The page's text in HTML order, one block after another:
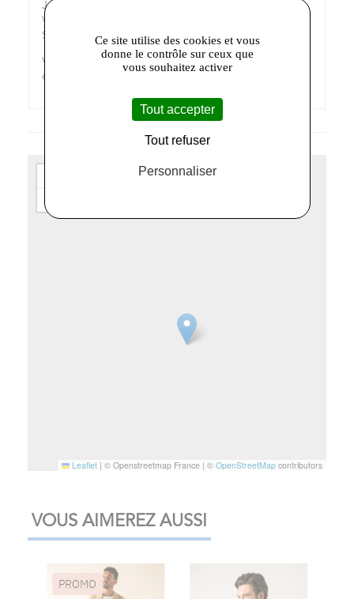
Jeudi : 10h-13h / 14h-19h
Vendredi : 10h-13h – 14h/19h
Samedi : 10h-19h
Vous pouvez aussi nous retrouver sur notre
et sur
−
Leaflet | © Openstreetmap France | © OpenStreetMap contributors
VOUS AIMEREZ AUSSI
PROMO
Ce site utilise des cookies et vous
donne le contrôle sur ceux que
vous souhaitez activer
Tout accepter
Tout refuser
Personnaliser